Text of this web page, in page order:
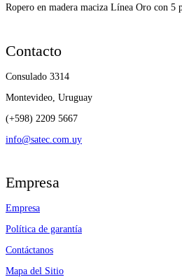
Ropero en madera maciza Línea Oro con 5
Contacto
Consulado 3314
Montevideo, Uruguay
(+598) 2209 5667
info@satec.com.uy
Empresa
Empresa
Política de garantía
Contáctanos
Mapa del Sitio